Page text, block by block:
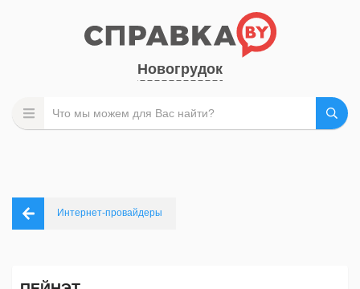
Новогрудок
Интернет-провайдеры